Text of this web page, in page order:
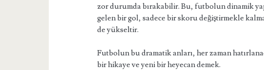
zor durumda bırakabilir. Bu, futbolun dinamik
gelen bir gol, sadece bir skoru değiştirmekle
de yükseltir.
Futbolun bu dramatik anları, her zaman
bir hikaye ve yeni bir heyecan demek.